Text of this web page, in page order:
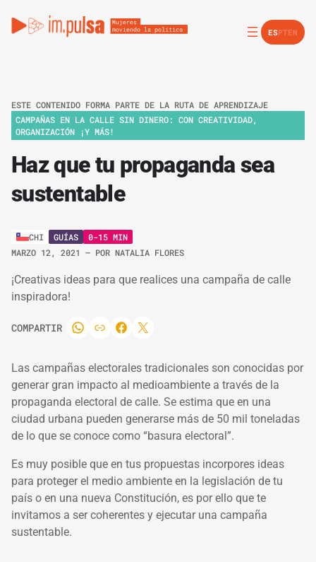
ESPTEN
ESTE CONTENIDO FORMA PARTE DE LA RUTA DE APRENDIZAJE
CAMPAÑAS EN LA CALLE SIN DINERO: CON CREATIVIDAD,
ORGANIZACIÓN ¡Y MÁS!
Haz que tu propaganda sea
sustentable
CHI GUÍAS
0-15 MIN
MARZO 12, 2021 – POR NATALIA FLORES
¡Creativas ideas para que realices una campaña de calle
inspiradora!
COMPARTIR
Las campañas electorales tradicionales son conocidas por
generar gran impacto al medioambiente a través de la
propaganda electoral de calle. Se estima que en una
ciudad urbana pueden generarse más de 50 mil toneladas
de lo que se conoce como “basura electoral”.
Es muy posible que en tus propuestas incorpores ideas
para proteger el medio ambiente en la legislación de tu
país o en una nueva Constitución, es por ello que te
invitamos a ser coherentes y ejecutar una campaña
sustentable.